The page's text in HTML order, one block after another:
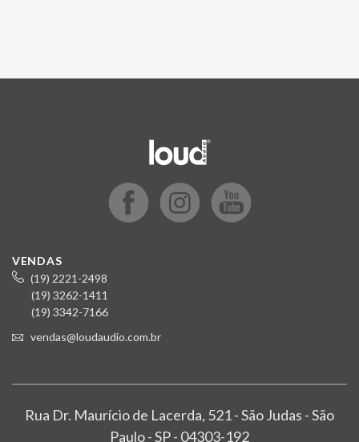
VENDAS
(19) 2221-2498
(19) 3262-1411
(19) 3342-7166
vendas@loudaudio.com.br
Rua Dr. Maurício de Lacerda, 521 - São Judas - São
Paulo - SP - 04303-192